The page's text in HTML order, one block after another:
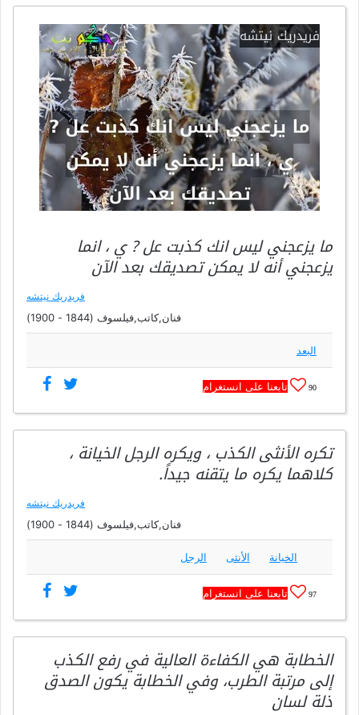
ما يزعجني ليس انك كذبت عل ? ي ، انما
يزعجني أنه لا يمكن تصديقك بعد الآن
فريدريك نيتشه
فنان,كاتب,فيلسوف (1844 - 1900)
البعد
90 تابعنا على انستغرام
تكره الأنثى الكذب ، ويكره الرجل الخيانة ،
كلاهما يكره ما يتقنه جيداً.
فريدريك نيتشه
فنان,كاتب,فيلسوف (1844 - 1900)
الخيانة الأنثى الرجل
97 تابعنا على انستغرام
الخطابة هي الكفاءة العالية في رفع الكذب
إلى مرتبة الطرب، وفي الخطابة يكون الصدق
ذلة لسان